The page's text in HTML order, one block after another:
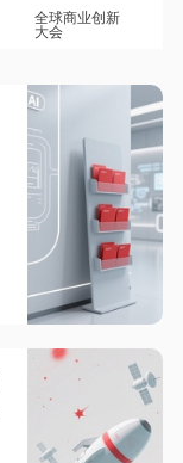
全球商业创新
大会